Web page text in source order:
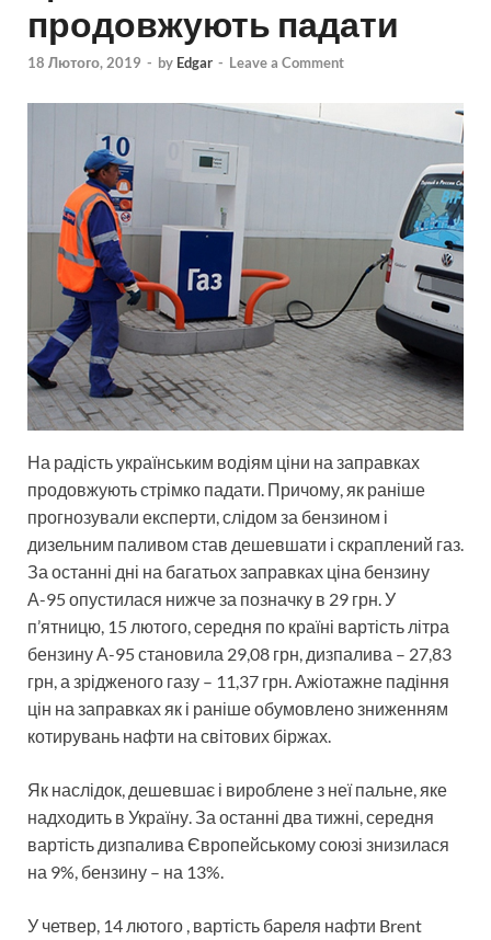
продовжують падати
18 Лютого, 2019 - by Edgar - Leave a Comment
На радість українським водіям ціни на заправках
продовжують стрімко падати. Причому, як раніше
прогнозували експерти, слідом за бензином і
дизельним паливом став дешевшати і скраплений газ.
За останні дні на багатьох заправках ціна бензину
А-95 опустилася нижче за позначку в 29 грн. У
п’ятницю, 15 лютого, середня по країні вартість літра
бензину А-95 становила 29,08 грн, дизпалива – 27,83
грн, а зрідженого газу – 11,37 грн. Ажіотажне падіння
цін на заправках як і раніше обумовлено зниженням
котирувань нафти на світових біржах.
Як наслідок, дешевшає і вироблене з неї пальне, яке
надходить в Україну. За останні два тижні, середня
вартість дизпалива Європейському союзі знизилася
на 9%, бензину – на 13%.
У четвер, 14 лютого , вартість бареля нафти Brent